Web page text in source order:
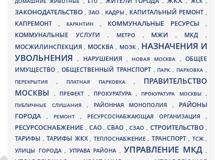
ЗАКОНОДАТЕЛЬСТВО , ЗАО , КАДРЫ, КАПИТАЛЬНЫЙ РЕМОНТ ,
КАПРЕМОНТ , КАРАНТИН , КОММУНАЛЬНЫЕ РЕСУРСЫ,
КОММУНАЛЬНЫЕ УСЛУГИ , МЕТРО , МЖИ, МКД ,
МОСЖИЛИНСПЕКЦИЯ, МОСКВА , МОЭК , НАЗНАЧЕНИЯ И
УВОЛЬНЕНИЯ, НАРУШЕНИЯ , НОВАЯ МОСКВА ,ОБЩЕЕ
ИМУЩЕСТВО , ОБЩЕСТВЕННЫЙ ТРАНСПОРТ , ПАРК, ПАРКОВКА ,
ПЕРЕКРЫТИЯ , ПЛАТНАЯ ПАРКОВКА , ПРАВИТЕЛЬСТВО
МОСКВЫ
, ПРЕФЕКТ , ПРОКУРАТУРА , ПРОКУРАТУРА МОСКВЫ ,
ПУБЛИЧНЫЕ СЛУШАНИЯ , РАЙОННАЯ МОНОПОЛИЯ , РАЙОНЫ
ГОРОДА
, РЕМОНТ , РЕСУРСОСНАБЖАЮЩАЯ ОРГАНИЗАЦИЯ ,
РЕСУРСОСНАБЖЕНИЕ, САО,СВАО ,СЗАО, СТРОИТЕЛЬСТВО,
ТАРИФЫ , ТАРИФЫ ЖКХ , ТЕПЛОСНАБЖЕНИЕ , ТРАНСПОРТ , ТСЖ ,
УЛИЦЫ ГОРОДА , УПРАВА РАЙОНА , УПРАВЛЕНИЕ МКД ,